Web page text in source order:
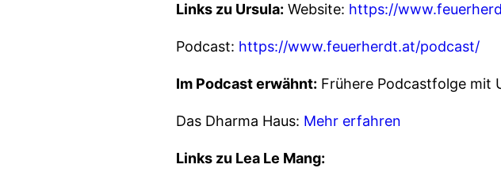
Links zu Ursula: Website: https://
Podcast: https://www.feuerherdt.at/podcast/
Im Podcast erwähnt: Frühere Podcastfolge mit
Das Dharma Haus: Mehr erfahren
Links zu Lea Le Mang: